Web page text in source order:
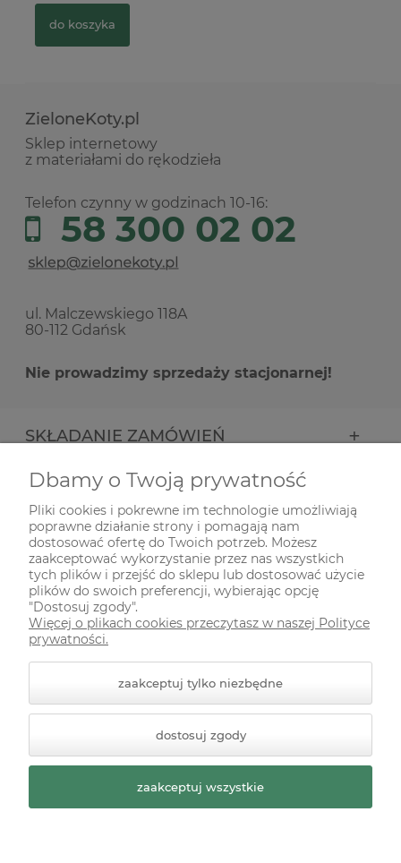
do koszyka
ZieloneKoty.pl
Sklep internetowy
z materiałami do rękodzieła
Telefon czynny w godzinach 10-16:
58 300 02 02
ul. Malczewskiego 118A
80-112 Gdańsk
Nie prowadzimy sprzedaży stacjonarnej!
SKŁADANIE ZAMÓWIEŃ
INFORMACJE
ODWIEDŹ NAS NA
Styl graficzny ShopGadget.pl
Sklep internetowy Shoper
Premium
Dbamy o Twoją prywatność
Pliki cookies i pokrewne im technologie umożliwiają
poprawne działanie strony i pomagają nam
dostosować ofertę do Twoich potrzeb. Możesz
zaakceptować wykorzystanie przez nas wszystkich
tych plików i przejść do sklepu lub dostosować użycie
plików do swoich preferencji, wybierając opcję
"Dostosuj zgody".
Więcej o plikach cookies przeczytasz w naszej Polityce
prywatności.
zaakceptuj tylko niezbędne
dostosuj zgody
zaakceptuj wszystkie